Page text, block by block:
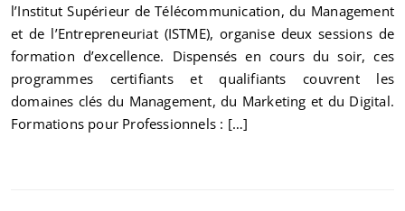
l’Institut Supérieur de Télécommunication, du Management
et de l’Entrepreneuriat (ISTME), organise deux sessions de
formation d’excellence. Dispensés en cours du soir, ces
programmes certifiants et qualifiants couvrent les
domaines clés du Management, du Marketing et du Digital.
Formations pour Professionnels : […]